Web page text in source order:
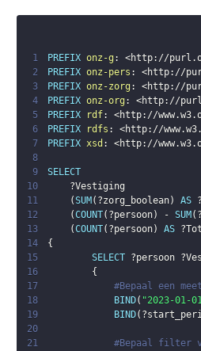
1 PREFIX onz-g : <http://
2
PREFIX onz-pers : <http://
3
PREFIX onz-zorg : <http://
4
PREFIX onz-org : <http://
5
PREFIX rdf: <http://
6
PREFIX rdfs : <http://
7
PREFIX xsd : <http://
8
9
SELECT
10
?Vestiging
11
(SUM ( ?zorg_boolean) AS
12
(COUNT( ?persoon) - SUM (
13
(COUNT( ?persoon) AS
14
{
15
SELECT ?persoon
16
{
17
#Bepaal een
18
BIND( "2023-01-
19
BIND(
20
21
#Bepaal filter